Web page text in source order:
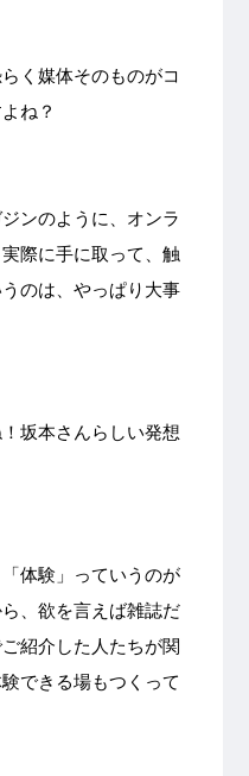
く媒体そのものがコ
ね？
ンのように、オンラ
際に手に取って、触
のは、やっぱり大事
坂本さんらしい発想
体験」っていうのが
、欲を言えば雑誌だ
紹介した人たちが関
できる場もつくって